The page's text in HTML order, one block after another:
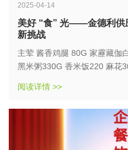
2025-04-14
美好 “食” 光——金德利供
新挑战
主荤 酱香鸡腿 80G 家靂藏伽
黑米粥330G 香米饭220 麻花
维10G 钠251MG
阅读详情 >>